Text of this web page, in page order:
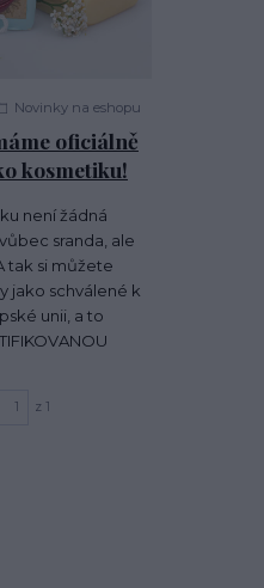
oficiálně
kosmetiku!
Novinky na eshopu
není žádná
sranda, ale
tak si můžete
jako schválené k
unii, a to
z 1